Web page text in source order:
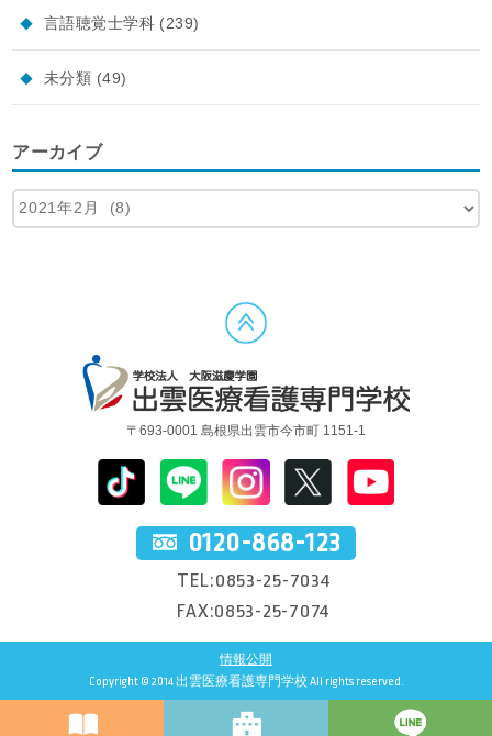
言語聴覚士学科 (239)
未分類 (49)
アーカイブ
〒693-0001 島根県出雲市今市町 1151-1
0120-868-123
TEL:0853-25-7034
FAX:0853-25-7074
情報公開
Copyright © 2014 出雲医療看護専門学校 All rights reserved.